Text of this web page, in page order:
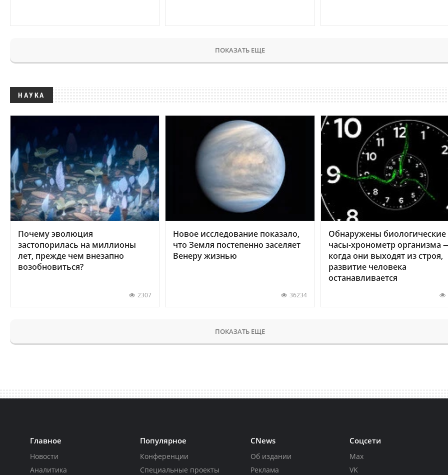
ПОКАЗАТЬ ЕЩЕ
НАУКА
Почему эволюция
застопорилась на миллионы
лет, прежде чем внезапно
возобновиться?
2307
Новое исследование показало,
что Земля постепенно заселяет
Венеру жизнью
36234
Обнаружены биологические
часы-хронометр организма
когда они выходят из строя,
развитие человека
останавливается
ПОКАЗАТЬ ЕЩЕ
Главное
Новости
Аналитика
Популярное
Конференции
Специальные проекты
CNews
Об издании
Реклама
Соцсети
Max
VK